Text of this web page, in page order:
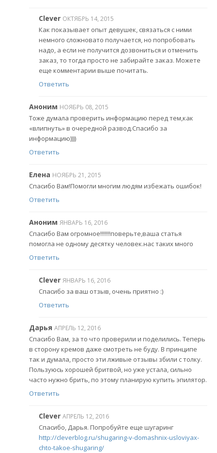
Clever ОКТЯБРЬ 14, 2015
Как показывает опыт девушек, связаться с ними
немного сложновато получается, но попробовать
надо, а если не получится дозвониться и отменить
заказ, то тогда просто не забирайте заказ. Можете
еще комментарии выше почитать.
Ответить
Аноним НОЯБРЬ 08, 2015
Тоже думала проверить информацию перед тем,как
«влипнуть» в очередной развод.Спасибо за
информацию))))
Ответить
Елена НОЯБРЬ 21, 2015
Спасибо Вам!Помогли многим людям избежать ошибок!
Ответить
Аноним ЯНВАРЬ 16, 2016
Спасибо Вам огромное!!!!!!!поверьте,ваша статья
помогла не одному десятку человек.нас таких много
Ответить
Clever ЯНВАРЬ 16, 2016
Спасибо за ваш отзыв, очень приятно :)
Ответить
Дарья АПРЕЛЬ 12, 2016
Спасибо Вам, за то что проверили и поделились. Теперь
в сторону кремов даже смотреть не буду. В принципе
так и думала, просто эти лживые отзывы збили с толку.
Пользуюсь хорошей бритвой, но уже устала, сильно
часто нужно брить, по этому планирую купить эпилятор.
Ответить
Clever АПРЕЛЬ 12, 2016
Спасибо, Дарья. Попробуйте еще шугаринг
http://cleverblog.ru/shugaring-v-domashnix-usloviyax-
chto-takoe-shugaring/